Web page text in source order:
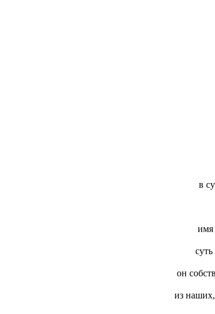
в
имя
он
из